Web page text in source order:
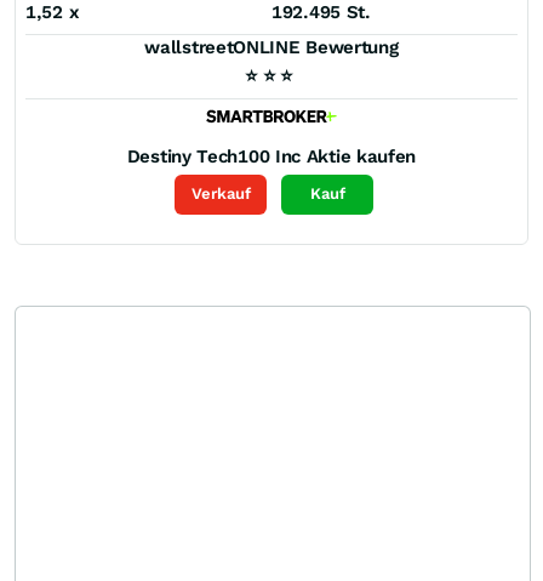
1,52 x
192.495 St.
wallstreetONLINE Bewertung
⭐ ⭐ ⭐
Destiny Tech100 Inc Aktie kaufen
Verkauf Kauf